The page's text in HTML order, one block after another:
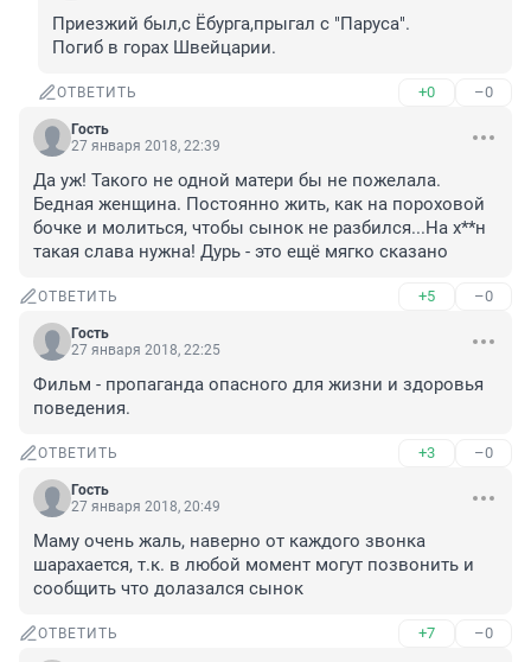
Приезжий был,с Ёбурга,прыгал с "Паруса".
Погиб в горах Швейцарии.
ОТВЕТИТЬ +0 –0
Гость
27 января 2018, 22:39
Да уж! Такого не одной матери бы не пожелала.
Бедная женщина. Постоянно жить, как на пороховой
бочке и молиться, чтобы сынок не разбился...На х**н
такая слава нужна! Дурь - это ещё мягко сказано
ОТВЕТИТЬ +5 –0
Гость
27 января 2018, 22:25
Фильм - пропаганда опасного для жизни и здоровья
поведения.
ОТВЕТИТЬ +3 –0
Гость
27 января 2018, 20:49
Маму очень жаль, наверно от каждого звонка
шарахается, т.к. в любой момент могут позвонить и
сообщить что долазался сынок
ОТВЕТИТЬ +7 –0